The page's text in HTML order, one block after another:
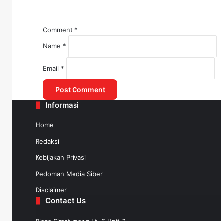
WSBP Selesaikan Suplai Beton
Comment *
Name *
Email *
Informasi
Home
Redaksi
Kebijakan Privasi
Pedoman Media Siber
Disclaimer
Contact Us